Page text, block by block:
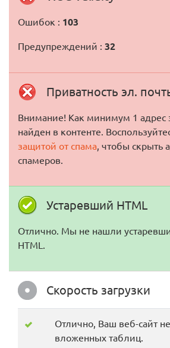
Ошибок : 103
Предупреждений : 32
Приватность эл.
Внимание! Как минимум 1 адрес
найден в контенте.
защитой от спама, чтобы скрыть
спамеров.
Устаревший HTML
Отлично. Мы не нашли
HTML.
Скорость загрузки
Отлично, Ваш веб-сайт
вложенных таблиц.